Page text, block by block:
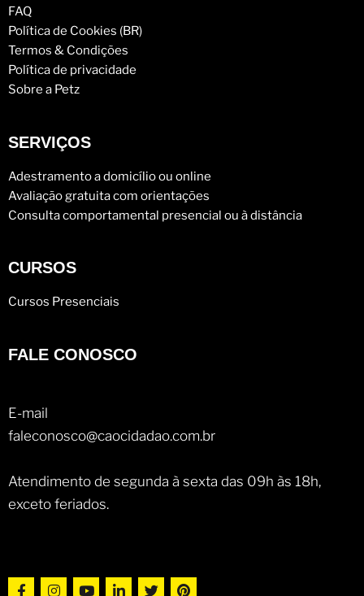
FAQ
Política de Cookies (BR)
Termos & Condições
Política de privacidade
Sobre a Petz
SERVIÇOS
Adestramento a domicílio ou online
Avaliação gratuita com orientações
Consulta comportamental presencial ou à distância
CURSOS
Cursos Presenciais
FALE CONOSCO
E-mail
faleconosco@caocidadao.com.br
Atendimento de segunda à sexta das 09h às 18h,
exceto feriados.